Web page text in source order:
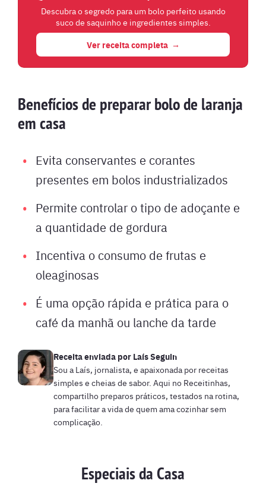
Descubra o segredo para um bolo perfeito usando
suco de saquinho e ingredientes simples.
Ver receita completa
Benefícios de preparar bolo de laranja
em casa
Evita conservantes e corantes
presentes em bolos industrializados
Permite controlar o tipo de adoçante e
a quantidade de gordura
Incentiva o consumo de frutas e
oleaginosas
É uma opção rápida e prática para o
café da manhã ou lanche da tarde
Receita enviada por Laís Seguin
Sou a Laís, jornalista, e apaixonada por receitas
simples e cheias de sabor. Aqui no Receitinhas,
compartilho preparos práticos, testados na rotina,
para facilitar a vida de quem ama cozinhar sem
complicação.
Especiais da Casa